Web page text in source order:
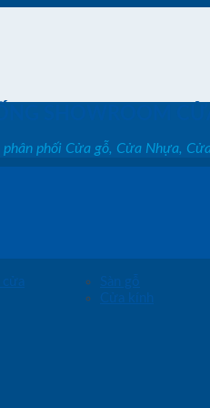
Sàn gỗ
Cửa kính
phân phối Cửa gỗ, Cửa Nhựa,